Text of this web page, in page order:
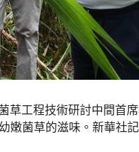
草工程技術研討中間首
嫩菌草的滋味。新華社